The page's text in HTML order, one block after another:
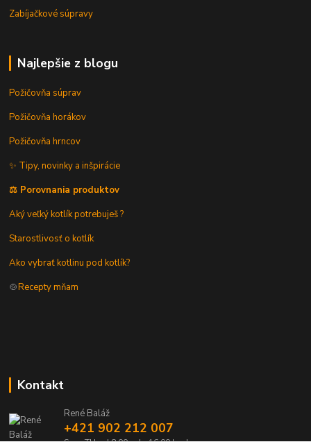
Zabíjačkové súpravy
Najlepšie z blogu
Požičovňa súprav
Požičovňa horákov
Požičovňa hrncov
✨ Tipy, novinky a inšpirácie
⚖️ Porovnania produktov
Aký veľký kotlík potrebuješ ?
Starostlivosť o kotlík
Ako vybrať kotlinu pod kotlík?
🍲Recepty mňam
Kontakt
René Baláž
+421 902 212 007